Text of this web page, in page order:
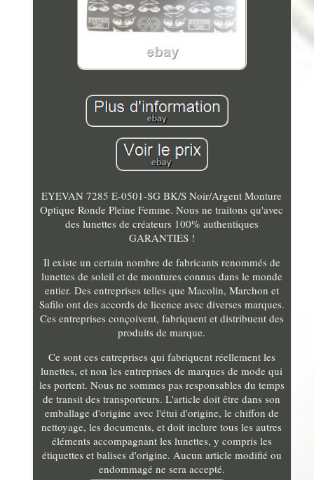
EYEVAN 7285 E-0501-SG BK/S Noir/Argent Monture
Optique Ronde Pleine Femme. Nous ne traitons qu'avec
des lunettes de créateurs 100% authentiques
GARANTIES !
Il existe un certain nombre de fabricants renommés de
lunettes de soleil et de montures connus dans le monde
entier. Des entreprises telles que Macolin, Marchon et
Safilo ont des accords de licence avec diverses marques.
Ces entreprises conçoivent, fabriquent et distribuent des
produits de marque.
Ce sont ces entreprises qui fabriquent réellement les
lunettes, et non les entreprises de marques de mode qui
les portent. Nous ne sommes pas responsables du temps
de transit des transporteurs. L'article doit être dans son
emballage d'origine avec l'étui d'origine, le chiffon de
nettoyage, les documents, et doit inclure tous les autres
éléments accompagnant les lunettes, y compris les
étiquettes et balises d'origine. Aucun article modifié ou
endommagé ne sera accepté.